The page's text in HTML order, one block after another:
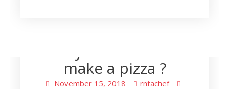
make a pizza ?
November 15, 2018
rntachef